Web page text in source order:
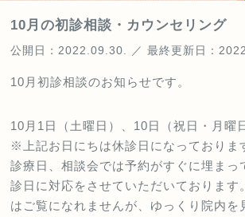
10月の初診相談・カウンセリング
公開日：2022.09.30. ／ 最終更新日：
10月初診相談のお知らせです。
10月1日（土曜日）、10日（祝日・月曜
※上記お日にちは休診日になっておりま
診療日、相談会では予約がすぐに埋まっ
診日に対応をさせていただいております
はご覧になれませんが、ゆっくり院内を